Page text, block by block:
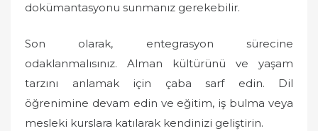
dokümantasyonu sunmanız gerekebilir.
Son olarak, entegrasyon sürecine
odaklanmalısınız. Alman kültürünü ve yaşam
tarzını anlamak için çaba sarf edin. Dil
öğrenimine devam edin ve eğitim, iş bulma veya
mesleki kurslara katılarak kendinizi geliştirin.